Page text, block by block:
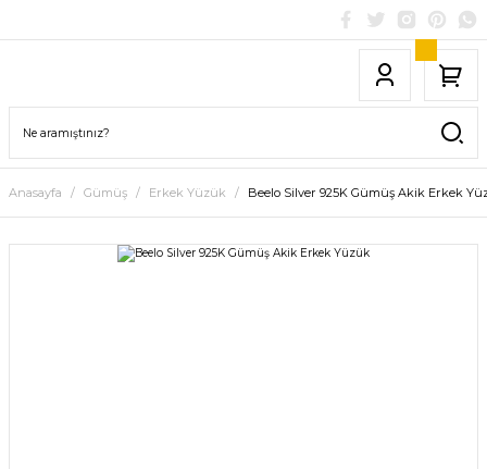
Anasayfa Gümüş Erkek Yüzük Beelo Silver 925K Gümüş Akik Erkek